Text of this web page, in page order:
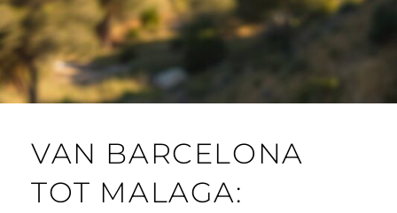
VAN BARCELONA
TOT MALAGA: